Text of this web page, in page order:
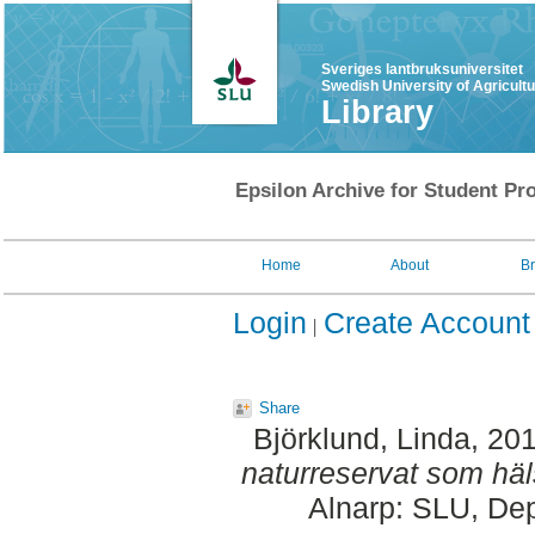
Sveriges lantbruksuniversitet
Swedish University of
Library
Epsilon Archive for Student
Home About
Login Create Account
Share
Björklund, Linda,
naturreservat som
Alnarp: SLU,